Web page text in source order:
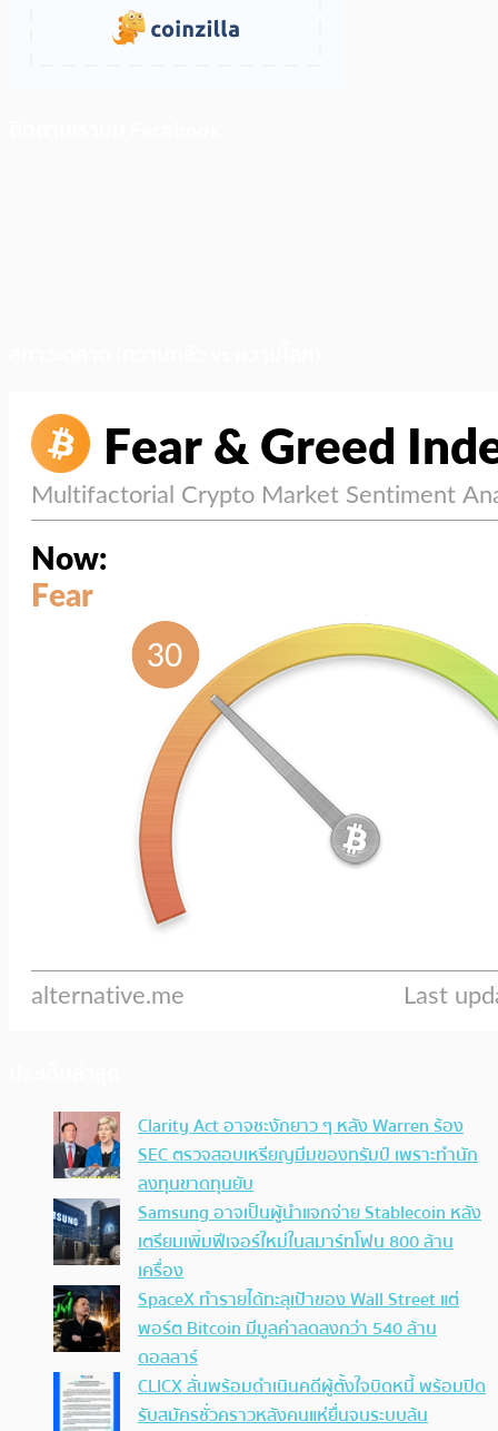
Clarity Act อาจชะงักยาว ๆ หลัง Warren ร้อง
SEC ตรวจสอบเหรียญมีมของทรัมป์ เพราะทำนัก
ลงทุนขาดทุนยับ
Samsung อาจเป็นผู้นำแจกจ่าย Stablecoin หลัง
เตรียมเพิ่มฟีเจอร์ใหม่ในสมาร์ทโฟน 800 ล้าน
เครื่อง
SpaceX ทำรายได้ทะลุเป้าของ Wall Street แต่
พอร์ต Bitcoin มีมูลค่าลดลงกว่า 540 ล้าน
ดอลลาร์
CLICX ลั่นพร้อมดำเนินคดีผู้ตั้งใจบิดหนี้ พร้อมปิด
รับสมัครชั่วคราวหลังคนแห่ยื่นจนระบบล้น